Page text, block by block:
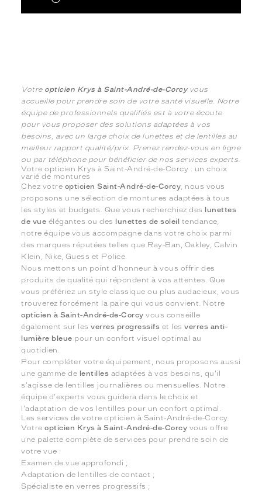
Votre opticien Krys à Saint-André-de-Corcyvous
accueille pour prendre soin de votre santé visuelle. Notre
équipe de professionnels qualifiés est à votre écoute
pour vous proposer des solutions adaptées à vos
besoins, avec un large choix de lunettes et de lentilles au
meilleur rapport qualité/prix. Prenez rendez-vous en ligne
ou par téléphone pour bénéficier de nos services experts.
Votre opticien Krys à Saint-André-de-Corcy : un choix
varié de montures
Chez votre opticien Saint-André-de-Corcy , nous vous
proposons une sélection de montures adaptées à tous
les styles et budgets. Que vous recherchiez des lunettes
de vue élégantes ou des lunettes de soleil tendance,
notre équipe vous accompagne dans votre choix parmi
des marques réputées telles que Ray-Ban, Oakley, Calvin
Klein, Nike, Guess et Police.
Nous mettons un point d'honneur à vous offrir des
produits de qualité qui répondent à vos attentes. Que
vous préfériez un style classique ou plus audacieux, vous
trouverez forcément la paire qui vous convient. Notre
opticien à Saint-André-de-Corcy vous conseille
également sur lesverres progressifs et lesverres anti-
lumière bleue pour un confort visuel optimal au
quotidien.
Pour compléter votre équipement, nous proposons aussi
une gamme de lentilles adaptées à vos besoins, qu'il
s'agisse de lentilles journalières ou mensuelles. Notre
équipe d'experts vous guidera dans le choix et
l'adaptation de vos lentilles pour un confort optimal.
Les services de votre opticien à Saint-André-de-Corcy
Votreopticien Krys à Saint-André-de-Corcy vous offre
une palette complète de services pour prendre soin de
votre vue :
Examen de vue approfondi ;
Adaptation de lentilles de contact ;
Spécialiste en verres progressifs ;